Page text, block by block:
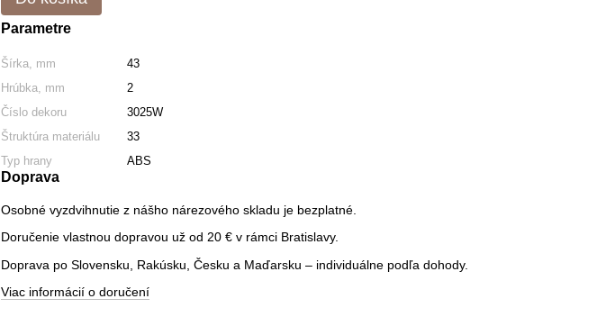
Parametre
Šírka, mm
43
Hrúbka, mm
2
Číslo dekoru
3025W
Štruktúra materiálu
33
Typ hrany
ABS
Doprava
Osobné vyzdvihnutie z nášho nárezového skladu je bezplatné.
Doručenie vlastnou dopravou už od 20 € v rámci Bratislavy.
Doprava po Slovensku, Rakúsku, Česku a Maďarsku – individuálne podľa dohody.
Viac informácií o doručení